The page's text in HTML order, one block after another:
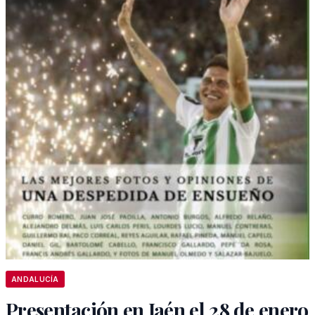
ANDALUCÍA
Presentación en Jaén el 28 de enero